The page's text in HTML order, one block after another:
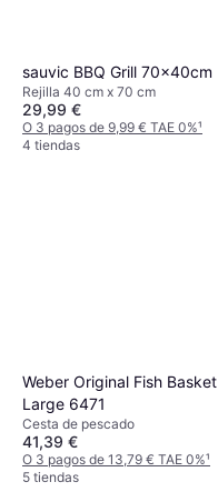
sauvic BBQ Grill 70x40cm
Rejilla 40 cm x 70 cm
29,99 €
O 3 pagos de 9,99 € TAE 0%¹
4 tiendas
Weber Original Fish Basket
Large 6471
Cesta de pescado
41,39 €
O 3 pagos de 13,79 € TAE 0%¹
5 tiendas